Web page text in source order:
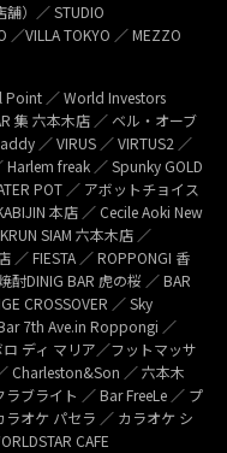
）／ STUDIO
／VILLA TOKYO ／ MEZZO
Point ／ World Investors
集 六本木店 ／ ベル・オーブ
／ VIRUS ／ VIRTUS2 ／
Harlem freak ／ Spunky GOLD
POT ／ アボットチョイス
本店 ／ Cecile Aoki New
SIAM 六本木店 ／
FIESTA ／ ROPPONGI 香
酎DINIG BAR 虎の桜 ／ BAR
CROSSOVER ／ Sky
7th Ave.in Roppongi ／
ディ マリア／フットマッサ
Charleston&Son ／ 六本木
ラブライト ／ Bar FreeLe ／ プ
ラオケ パセラ ／ カラオケ シ
CAFE